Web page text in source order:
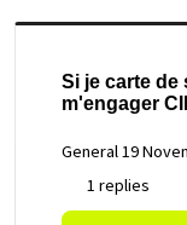
Si je carte de
m'engager
General19
1 replies